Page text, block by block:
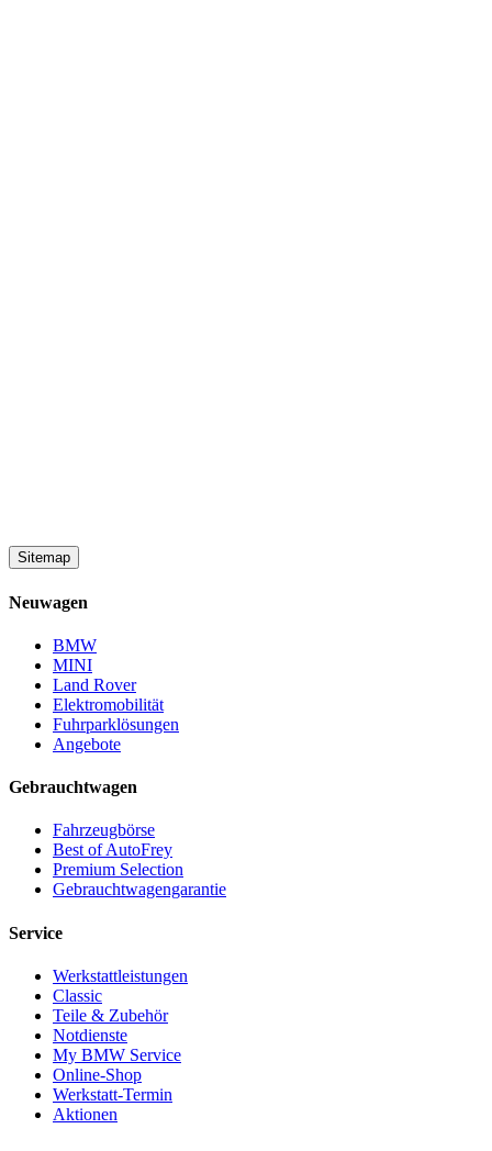
Sitemap
Neuwagen
BMW
MINI
Land Rover
Elektromobilität
Fuhrparklösungen
Angebote
Gebrauchtwagen
Fahrzeugbörse
Best of AutoFrey
Premium Selection
Gebrauchtwagengarantie
Service
Werkstattleistungen
Classic
Teile & Zubehör
Notdienste
My BMW Service
Online-Shop
Werkstatt-Termin
Aktionen